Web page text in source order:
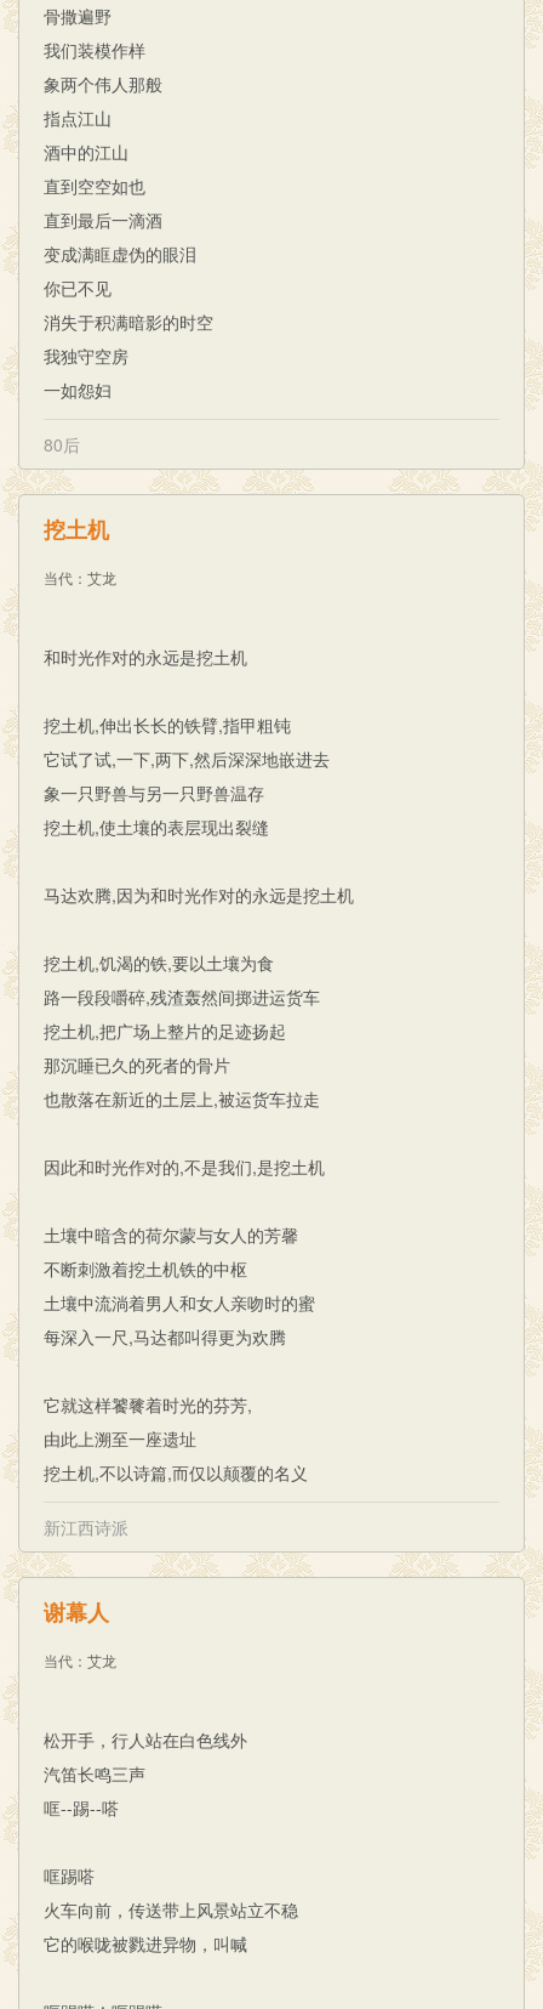
骨撒遍野
我们装模作样
象两个伟人那般
指点江山
酒中的江山
直到空空如也
直到最后一滴酒
变成满眶虚伪的眼泪
你已不见
消失于积满暗影的时空
我独守空房
一如怨妇
80后
挖土机
当代 ： 艾龙
和时光作对的永远是挖土机
挖土机,伸出长长的铁臂,指甲粗钝
它试了试,一下,两下,然后深深地嵌进去
象一只野兽与另一只野兽温存
挖土机,使土壤的表层现出裂缝
马达欢腾,因为和时光作对的永远是挖土机
挖土机,饥渴的铁,要以土壤为食
路一段段嚼碎,残渣轰然间掷进运货车
挖土机,把广场上整片的足迹扬起
那沉睡已久的死者的骨片
也散落在新近的土层上,被运货车拉走
因此和时光作对的,不是我们,是挖土机
土壤中暗含的荷尔蒙与女人的芳馨
不断刺激着挖土机铁的中枢
土壤中流淌着男人和女人亲吻时的蜜
每深入一尺,马达都叫得更为欢腾
它就这样饕餮着时光的芬芳,
由此上溯至一座遗址
挖土机,不以诗篇,而仅以颠覆的名义
新江西诗派
谢幕人
当代 ： 艾龙
松开手，行人站在白色线外
汽笛长鸣三声
哐--踢--嗒
哐踢嗒
火车向前，传送带上风景站立不稳
它的喉咙被戮进异物，叫喊